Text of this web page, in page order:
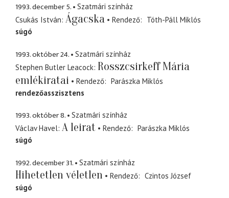
1993. december 5.
Szatmári színház
Csukás István Ágacska Rendező
Tóth-Páll Miklós
súgó
1993. október 24.
Szatmári színház
Stephen Butler Leacock Rosszcsirkeff Mária
emlékiratai
Rendező
Parászka Miklós
rendezőasszisztens
1993. október 8.
Szatmári színház
Václav Havel A leirat Rendező
Parászka Miklós
súgó
1992. december 31. Szatmári színház
Hihetetlen véletlen Rendező
Czintos József
súgó